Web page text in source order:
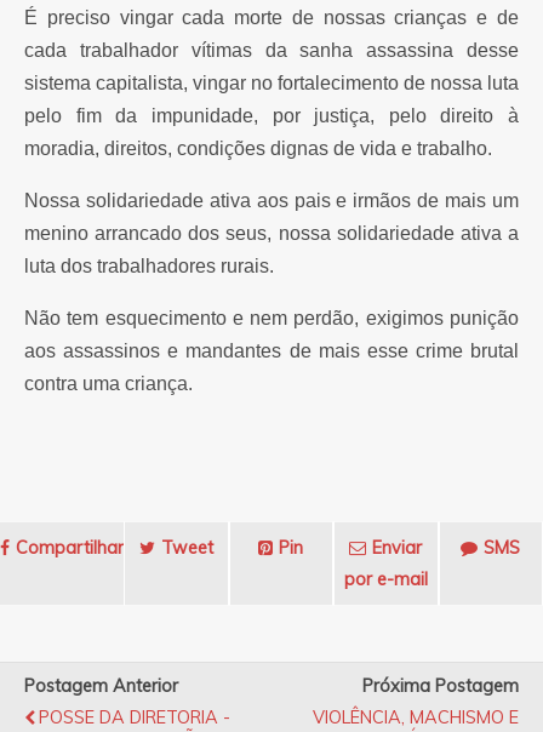
É preciso vingar cada morte de nossas crianças e de
cada trabalhador vítimas da sanha assassina desse
sistema capitalista, vingar no fortalecimento de nossa luta
pelo fim da impunidade, por justiça, pelo direito à
moradia, direitos, condições dignas de vida e trabalho.
Nossa solidariedade ativa aos pais e irmãos de mais um
menino arrancado dos seus, nossa solidariedade ativa a
luta dos trabalhadores rurais.
Não tem esquecimento e nem perdão, exigimos punição
aos assassinos e mandantes de mais esse crime brutal
contra uma criança.
Compartilhar Tweet Pin
Enviar
por e-mail
SMS
Postagem Anterior
POSSE DA DIRETORIA -
Próxima Postagem
VIOLÊNCIA, MACHISMO E